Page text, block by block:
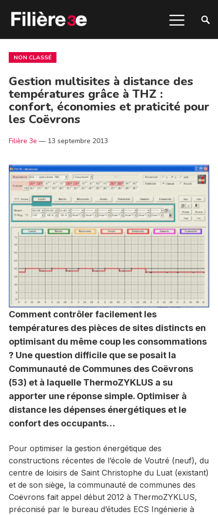
NON CLASSÉ
Gestion multisites à distance des
températures grâce à THZ :
confort, économies et praticité pour
les Coëvrons
Filière 3e — 13 septembre 2013
Comment contrôler facilement les
températures des pièces de sites distincts en
optimisant du même coup les consommations
? Une question difficile que se posait la
Communauté de Communes des Coëvrons
(53) et à laquelle ThermoZYKLUS a su
apporter une réponse simple. Optimiser à
distance les dépenses énergétiques et le
confort des occupants…
Pour optimiser la gestion énergétique des
constructions récentes de l’école de Voutré (neuf), du
centre de loisirs de Saint Christophe du Luat (existant)
et de son siège, la communauté de communes des
Coëvrons fait appel début 2012 à ThermoZYKLUS,
préconisé par le bureau d’études ECS Ingénierie à